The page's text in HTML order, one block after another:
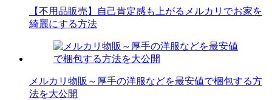
【不用品販売】自己肯定感も上がるメルカリでお家を
綺麗にする方法
メルカリ物販～厚手の洋服などを最安値で梱包する方
法を大公開